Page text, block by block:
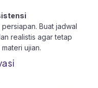
Buat jadwal
realistis agar tetap
ujian.